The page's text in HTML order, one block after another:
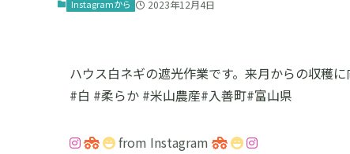
Instagramから 2023年12月4日
ハウス白ネギの遮光作業です。来月からの収穫
#白 #柔らか #米山農産#入善町#富山県
from Instagram